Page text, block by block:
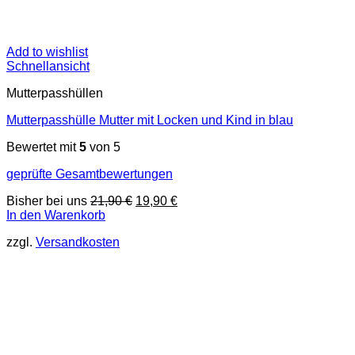
Add to wishlist
Schnellansicht
Mutterpasshüllen
Mutterpasshülle Mutter mit Locken und Kind in blau
Bewertet mit5 von 5
geprüfte Gesamtbewertungen
Bisher bei uns 21,90€ Ursprünglicher
19,90 €Aktueller
In den Warenkorb
zzgl. Versandkosten